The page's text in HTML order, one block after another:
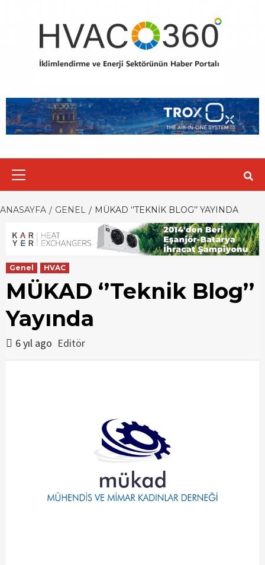
ANASAYFA GENEL MÜKAD ‘’TEKNIK BLOG’’ YAYINDA
Genel HVAC
MÜKAD ‘’Teknik Blog’’
Yayında
6 yıl ago Editör